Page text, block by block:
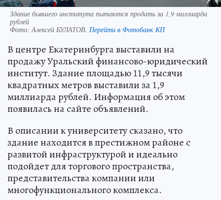
Здание бывшего института пытаются продать за 1,9 миллиарда
рублей
Фото:Алексей БУЛАТОВ. Перейти в Фотобанк КП
В центре Екатеринбурга выставили на
продажу Уральский финансово-юридический
институт. Здание площадью 11,9 тысячи
квадратных метров выставили за 1,9
миллиарда рублей. Информация об этом
появилась на сайте объявлений.
В описании к университету сказано, что
здание находится в престижном районе с
развитой инфраструктурой и идеально
подойдет для торгового пространства,
представительства компании или
многофункционального комплекса.